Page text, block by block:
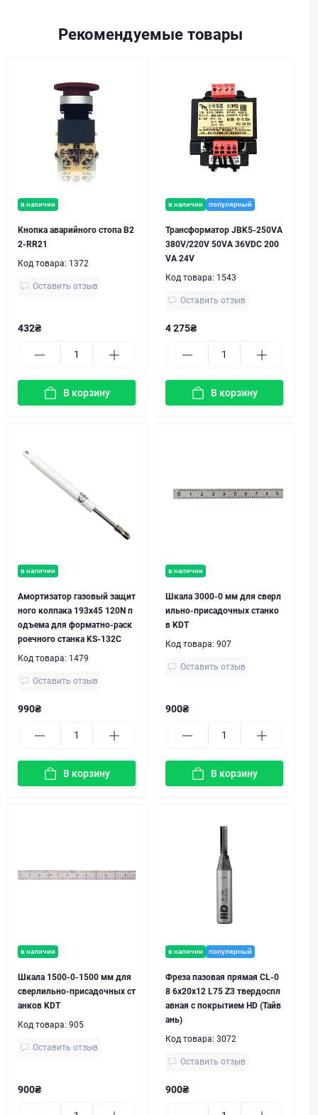
Рекомендуемые товары
в наличии
Кнопка аварийного стопа B2
2-RR21
Код товара: 1372
Оставить отзыв
432₴
В корзину
в наличии популярный
Трансформатор JBK5-250VA
380V/220V 50VA 36VDC 200
VA 24V
Код товара: 1543
Оставить отзыв
4 275₴
В корзину
в наличии
Амортизатор газовый защит
ного колпака 193x45 120N п
одъема для форматно-раск
роечного станка KS-132C
Код товара: 1479
Оставить отзыв
990₴
В корзину
в наличии
Шкала 3000-0 мм для сверл
ильно-присадочных станко
в KDT
Код товара: 907
Оставить отзыв
900₴
В корзину
в наличии
Шкала 1500-0-1500 мм для
сверлильно-присадочных ст
анков KDT
Код товара: 905
Оставить отзыв
900₴
в наличии популярный
Фреза пазовая прямая CL-0
8 6х20х12 L75 Z3 твердоспл
авная с покрытием HD (Тайв
ань)
Код товара: 3072
Оставить отзыв
900₴